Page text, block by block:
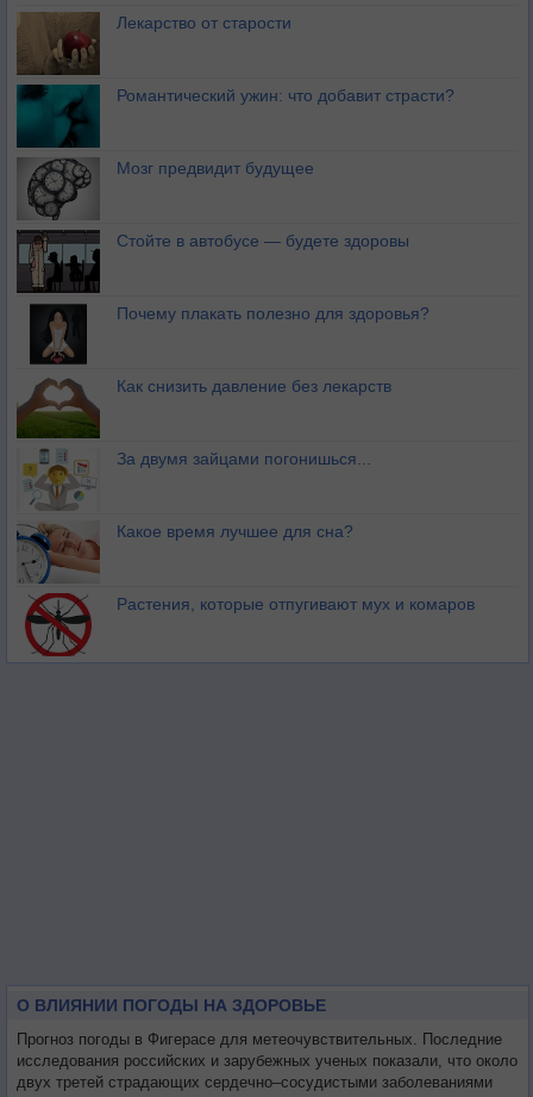
Лекарство от старости
Романтический ужин: что добавит страсти?
Мозг предвидит будущее
Стойте в автобусе — будете здоровы
Почему плакать полезно для здоровья?
Как снизить давление без лекарств
За двумя зайцами погонишься...
Какое время лучшее для сна?
Растения, которые отпугивают мух и комаров
О ВЛИЯНИИ ПОГОДЫ НА ЗДОРОВЬЕ
Прогноз погоды в Фигерасе для метеочувствительных. Последние
исследования российских и зарубежных ученых показали, что около
двух третей страдающих сердечно–сосудистыми заболеваниями